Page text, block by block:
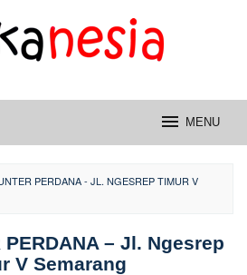
MENU
PERDANA - JL. NGESREP TIMUR V
PERDANA – Jl. Ngesrep
V Semarang